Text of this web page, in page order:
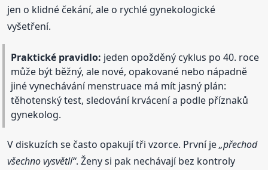
jen o klidné čekání, ale o rychlé gynekologické
vyšetření.
Praktické pravidlo: jeden opožděný cyklus po 40. roce
může být běžný, ale nové, opakované nebo nápadně
jiné vynechávání menstruace má mít jasný plán:
těhotenský test, sledování krvácení a podle příznaků
gynekolog.
V diskuzích se často opakují tři vzorce. První je„přechod
všechno vysvětlí“. Ženy si pak nechávají bez kontroly